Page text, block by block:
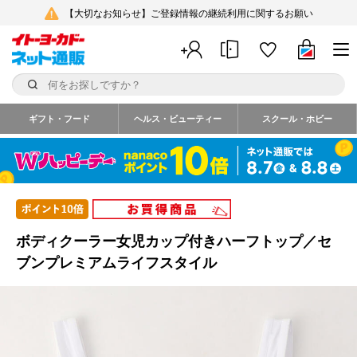
【大切なお知らせ】ご登録情報の継続利用に関するお願い
ギフト・フード ヘルス・ビューティー スクール・ホビー
ボディクーラー女児カップ付きハーフトップ／セ
ブンプレミアムライフスタイル